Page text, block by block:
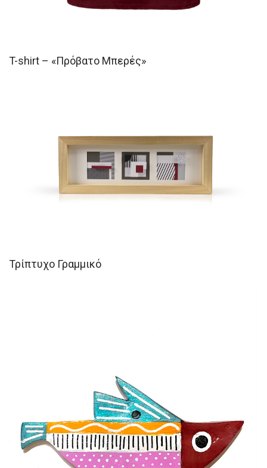
T-shirt – «Πρόβατο Μπερές»
Τρίπτυχο Γραμμικό